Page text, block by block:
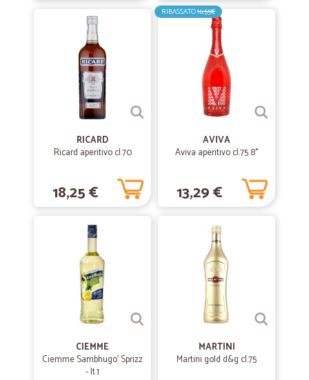
RICARD
Ricard aperitivo cl.70
18,25 €
RIBASSATO16,55€
AVIVA
Aviva aperitivo cl.75 8°
13,29 €
CIEMME
Ciemme Sambhugo' Sprizz
- lt.1
MARTINI
Martini gold d&g cl.75